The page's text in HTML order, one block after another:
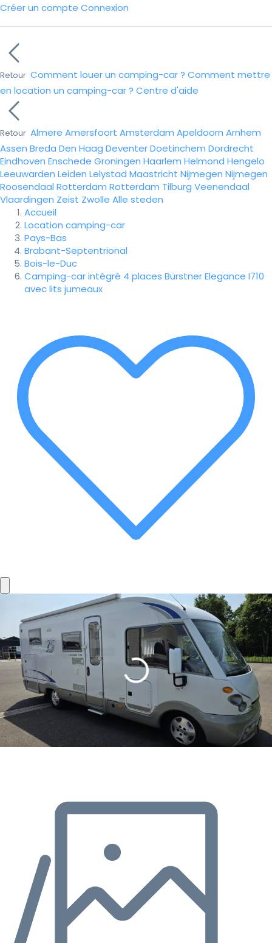
Créer un compte Connexion
Retour Comment louer un camping-car ? Comment mettre
en location un camping-car ? Centre d'aide
Retour Almere Amersfoort Amsterdam Apeldoorn Arnhem
Assen Breda Den Haag DeventerDoetinchem Dordrecht
Eindhoven Enschede Groningen Haarlem Helmond Hengelo
Leeuwarden Leiden Lelystad Maastricht Nijmegen Nijmegen
Roosendaal Rotterdam Rotterdam Tilburg Veenendaal
Vlaardingen Zeist Zwolle Alle steden
Accueil
Location camping-car
Pays-Bas
Brabant-Septentrional
Bois-le-Duc
Camping-car intégré 4 places Bürstner Elegance I710
avec lits jumeaux